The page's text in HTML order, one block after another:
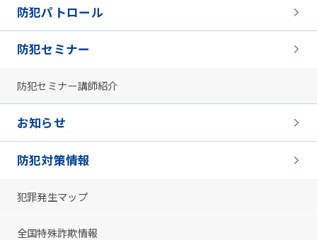
防犯パトロール
防犯セミナー
防犯セミナー講師紹介
お知らせ
防犯対策情報
犯罪発生マップ
全国特殊詐欺情報